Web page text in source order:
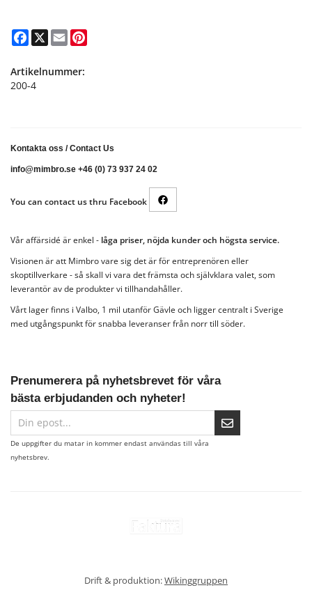
Facebook
X Email
Artikelnummer:
200-4
Kontakta oss /Contact Us
info@mimbro.se +46 (0) 73 937 24 02
You can contact us thru Facebook
Vår affärsidé är enkel - låga priser, nöjda kunder och högsta service.
Visionen är att Mimbro vare sig det är för entreprenören eller
skoptillverkare - så skall vi vara det främsta och självklara valet, som
leverantör av de produkter vi tillhandahåller.
Vårt lager finns i Valbo, 1 mil utanför Gävle och ligger centralt i Sverige
med utgångspunkt för snabba leveranser från norr till söder.
Prenumerera på nyhetsbrevet för våra
bästa erbjudanden och nyheter!
De uppgifter du matar in kommer endast användas till våra
nyhetsbrev.
Drift & produktion:Wikinggruppen